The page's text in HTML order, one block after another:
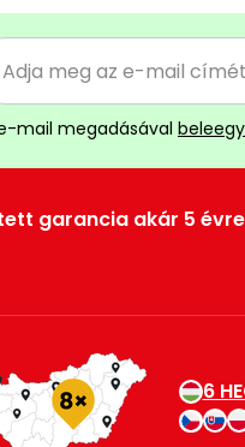
mail megadásával
garancia akár 5
6